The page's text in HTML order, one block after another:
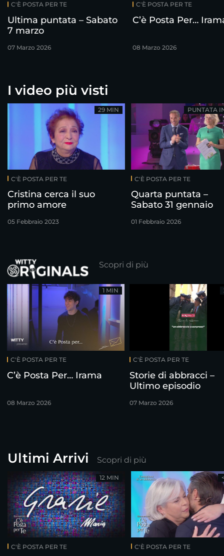
C'È POSTA PER TE
Ultima puntata – Sabato
7 marzo
07 Marzo 2026
C'È POSTA PER TE
C’è Posta Per…
08 Marzo 2026
I video più visti
C'È POSTA PER TE
Cristina cerca il suo
primo amore
05 Febbraio 2023
29 MIN
C'È POSTA PER TE
Quarta puntata –
Sabato 31 gennaio
01 Febbraio 2026
PUNTATA
Scopri di più
C'È POSTA PER TE
C’è Posta Per… Irama
08 Marzo 2026
1 MIN
C'È POSTA PER TE
Storie di abbracci –
Ultimo episodio
07 Marzo 2026
Ultimi Arrivi Scopri di più
C'È POSTA PER TE
12 MIN
C'È POSTA PER TE